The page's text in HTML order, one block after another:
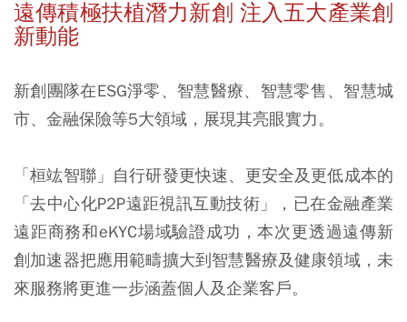
遠傳積極扶植潛力新創 注入五大產業創
新動能
新創團隊在ESG淨零、智慧醫療、智慧零售、智慧城
市、金融保險等5大領域，展現其亮眼實力。
「桓竑智聯」自行研發更快速、更安全及更低成本的
「去中心化P2P遠距視訊互動技術」，已在金融產業
遠距商務和eKYC場域驗證成功，本次更透過遠傳新
創加速器把應用範疇擴大到智慧醫療及健康領域，未
來服務將更進一步涵蓋個人及企業客戶。